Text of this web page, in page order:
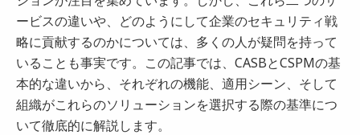
ービスの違いや、どのようにして企業のセキュリティ戦
略に貢献するのかについては、多くの人が疑問を持って
いることも事実です。この記事では、CASBとCSPMの基
本的な違いから、それぞれの機能、適用シーン、そして
組織がこれらのソリューションを選択する際の基準につ
いて徹底的に解説します。